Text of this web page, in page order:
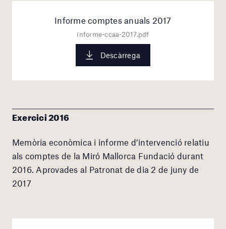
Informe comptes anuals 2017
informe-ccaa-2017.pdf
Descàrrega
Exercici 2016
Memòria econòmica i informe d’intervenció relatiu
als comptes de la Miró Mallorca Fundació durant
2016. Aprovades al Patronat de dia 2 de juny de
2017